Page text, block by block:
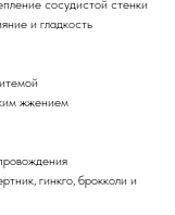
сосудистой стенки
и гладкость
жжением
гинкго, брокколи и